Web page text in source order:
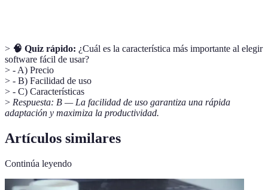
> 🧠 Quiz rápido: ¿Cuál es la característica más importante al elegir
software fácil de usar?
> - A) Precio
> - B) Facilidad de uso
> - C) Características
> Respuesta: B — La facilidad de uso garantiza una rápida
adaptación y maximiza la productividad.
Artículos similares
Continúa leyendo